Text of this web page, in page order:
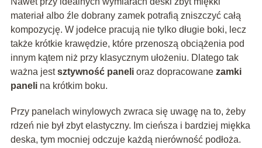
materiał albo źle dobrany zamek potrafią zniszczyć całą
kompozycję. W jodełce pracują nie tylko długie boki, lecz
także krótkie krawędzie, które przenoszą obciążenia pod
innym kątem niż przy klasycznym ułożeniu. Dlatego tak
ważna jestsztywność panelioraz dopracowane zamki
panelina krótkim boku.
Przy panelach winylowych zwraca się uwagę na to, żeby
rdzeń nie był zbyt elastyczny. Im cieńsza i bardziej miękka
deska, tym mocniej odczuje każdą nierówność podłoża.